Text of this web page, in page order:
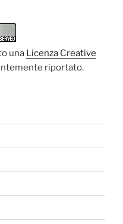
una Licenza Creative
riportato.